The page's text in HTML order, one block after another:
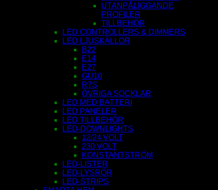
UTANPÅLIGGANDE
PROFILER
TILLBEHÖR
LED CONTROLLERS & DIMMERS
LED LJUSKÄLLOR
B22
E14
E27
GU10
R7S
ÖVRIGA SOCKLAR
LED MED BATTERI
LED PANELER
LED TILLBEHÖR
LED-DOWNLIGHTS
12/24 VOLT
230 VOLT
KONSTANTSTRÖM
LED-LISTER
LED-LYSRÖR
LED-STRIPS